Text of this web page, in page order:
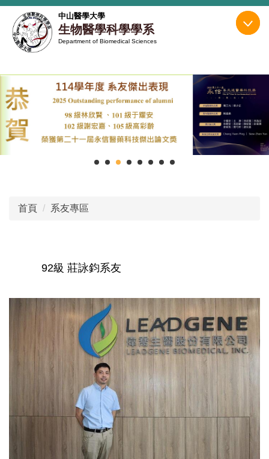
跳
到
主
區
中山醫學大學
生物醫學科學學系
Department of Biomedical Sciences
首頁 系友專區
92級 莊詠鈞系友